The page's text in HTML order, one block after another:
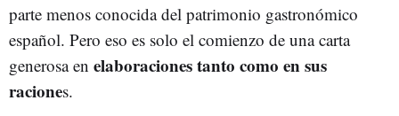
parte menos conocida del patrimonio gastronómico
español. Pero eso es solo el comienzo de una carta
generosa en elaboraciones tanto como en sus
raciones.